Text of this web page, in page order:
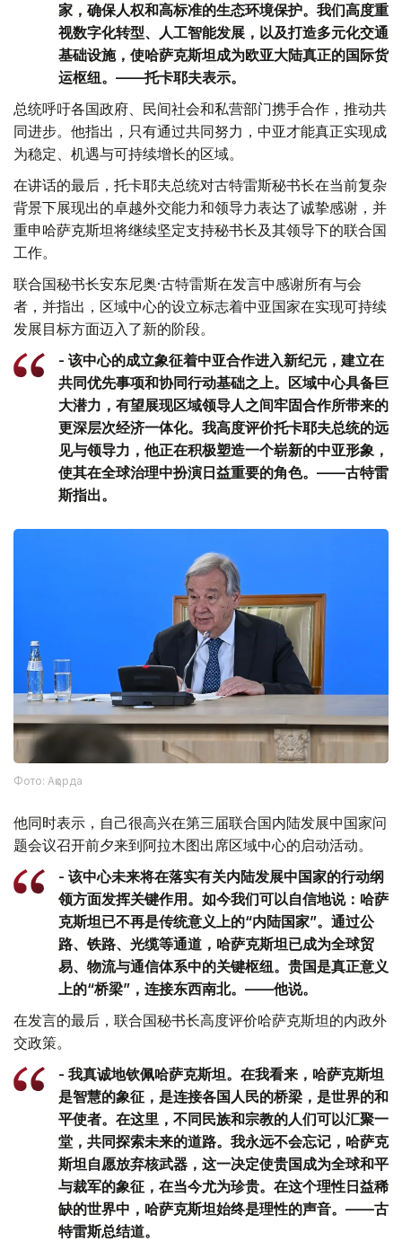
家，确保人权和高标准的生态环境保护。我们高度重
视数字化转型、人工智能发展，以及打造多元化交通
基础设施，使哈萨克斯坦成为欧亚大陆真正的国际货
运枢纽。——托卡耶夫表示。
总统呼吁各国政府、民间社会和私营部门携手合作，推动共
同进步。他指出，只有通过共同努力，中亚才能真正实现成
为稳定、机遇与可持续增长的区域。
在讲话的最后，托卡耶夫总统对古特雷斯秘书长在当前复杂
背景下展现出的卓越外交能力和领导力表达了诚挚感谢，并
重申哈萨克斯坦将继续坚定支持秘书长及其领导下的联合国
工作。
联合国秘书长安东尼奥·古特雷斯在发言中感谢所有与会
者，并指出，区域中心的设立标志着中亚国家在实现可持续
发展目标方面迈入了新的阶段。
- 该中心的成立象征着中亚合作进入新纪元，建立在
共同优先事项和协同行动基础之上。区域中心具备巨
大潜力，有望展现区域领导人之间牢固合作所带来的
更深层次经济一体化。我高度评价托卡耶夫总统的远
见与领导力，他正在积极塑造一个崭新的中亚形象，
使其在全球治理中扮演日益重要的角色。——古特雷
斯指出。
Фото: Ақорда
他同时表示，自己很高兴在第三届联合国内陆发展中国家问
题会议召开前夕来到阿拉木图出席区域中心的启动活动。
- 该中心未来将在落实有关内陆发展中国家的行动纲
领方面发挥关键作用。如今我们可以自信地说：哈萨
克斯坦已不再是传统意义上的“内陆国家”。通过公
路、铁路、光缆等通道，哈萨克斯坦已成为全球贸
易、物流与通信体系中的关键枢纽。贵国是真正意义
上的“桥梁”，连接东西南北。——他说。
在发言的最后，联合国秘书长高度评价哈萨克斯坦的内政外
交政策。
- 我真诚地钦佩哈萨克斯坦。在我看来，哈萨克斯坦
是智慧的象征，是连接各国人民的桥梁，是世界的和
平使者。在这里，不同民族和宗教的人们可以汇聚一
堂，共同探索未来的道路。我永远不会忘记，哈萨克
斯坦自愿放弃核武器，这一决定使贵国成为全球和平
与裁军的象征，在当今尤为珍贵。在这个理性日益稀
缺的世界中，哈萨克斯坦始终是理性的声音。——古
特雷斯总结道。